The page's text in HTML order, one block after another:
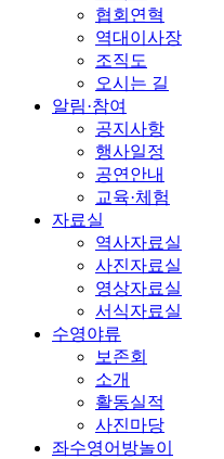
협회연혁
역대이사장
조직도
오시는 길
알림·참여
공지사항
행사일정
공연안내
교육·체험
자료실
역사자료실
사진자료실
영상자료실
서식자료실
수영야류
보존회
소개
활동실적
사진마당
좌수영어방놀이